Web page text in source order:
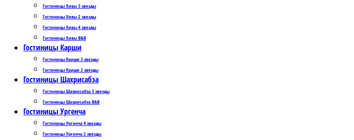
Гостиницы Хивы 3 звезды
Гостиницы Хивы 2 звезды
Гостиницы Хивы 4 звезды
Гостиницы Хивы B&B
Гостиницы Карши
Гостиницы Карши 3 звезды
Гостиницы Карши 2 звезды
Гостиницы Шахрисабза
Гостиницы Шахрисабза 3 звезды
Гостиницы Шахрисабза B&B
Гостиницы Ургенча
Гостиницы Ургенча 4 звезды
Гостиницы Ургенча 2 звезды